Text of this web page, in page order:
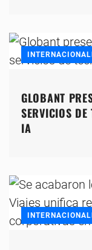
GLOBANT
SERVICIOS
IA